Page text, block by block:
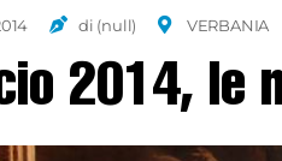
di (null) VERBANIA
2014, le